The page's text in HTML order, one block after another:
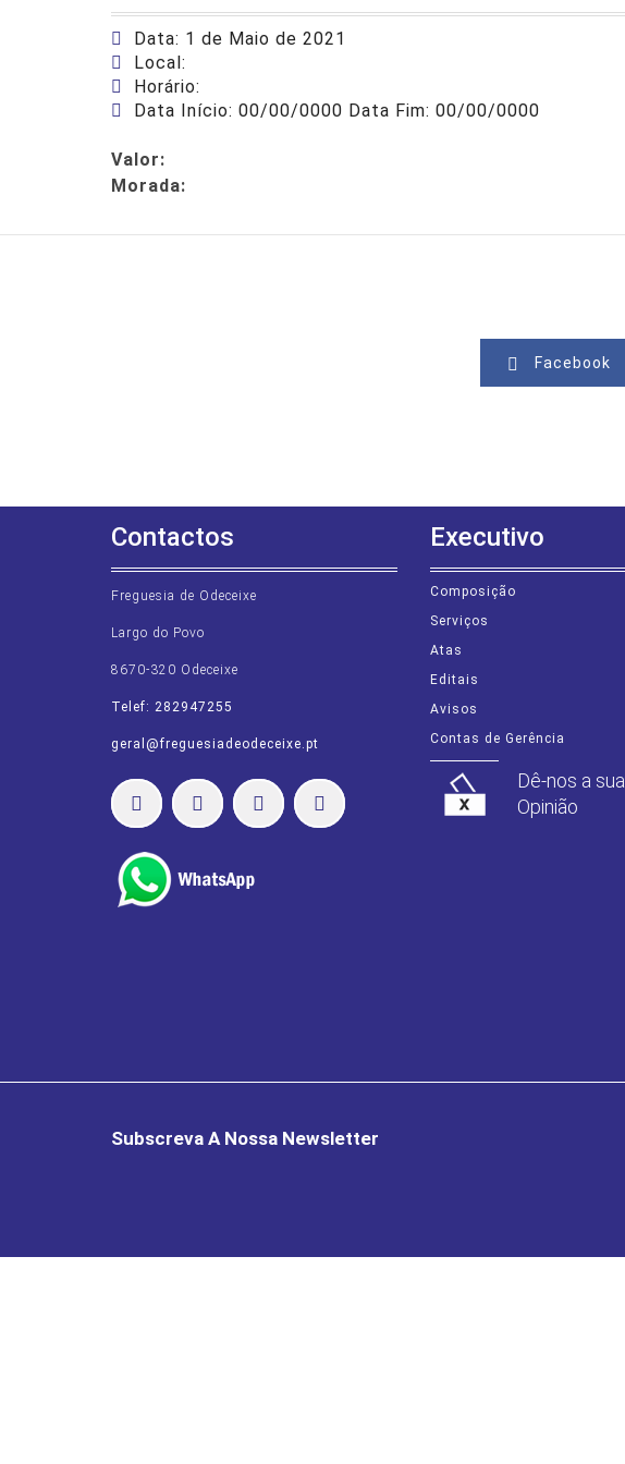
Data: 1 de Maio de 2021
Local:
Horário:
Data Início: 00/00/0000 Data Fim: 00/00/0000
Valor:
Morada:
Facebook
Contactos
Freguesia de Odeceixe
Largo do Povo
8670-320 Odeceixe
Telef: 282947255
geral@freguesiadeodeceixe.pt
Executivo
Composição
Serviços
Atas
Editais
Avisos
Contas de Gerência
Dê-nos a sua
Opinião
Subscreva A Nossa Newsletter